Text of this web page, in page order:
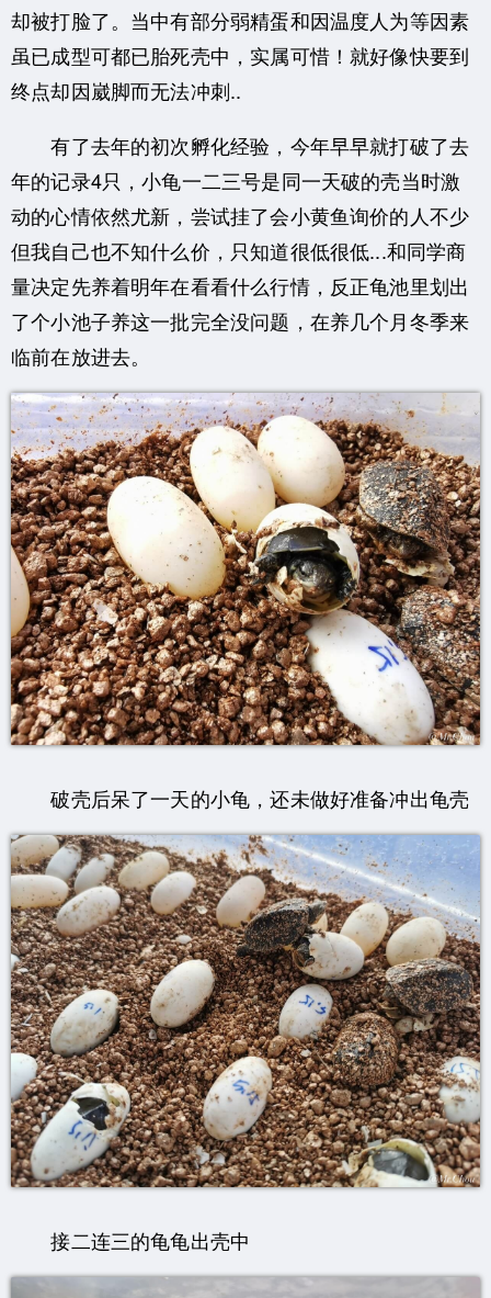
却被打脸了。当中有部分弱精蛋和因温度人为等因素
虽已成型可都已胎死壳中，实属可惜！就好像快要到
终点却因崴脚而无法冲刺..
有了去年的初次孵化经验，今年早早就打破了去
年的记录4只，小龟一二三号是同一天破的壳当时激
动的心情依然尤新，尝试挂了会小黄鱼询价的人不少
但我自己也不知什么价，只知道很低很低...和同学商
量决定先养着明年在看看什么行情，反正龟池里划出
了个小池子养这一批完全没问题，在养几个月冬季来
临前在放进去。
破壳后呆了一天的小龟，还未做好准备冲出龟壳
接二连三的龟龟出壳中